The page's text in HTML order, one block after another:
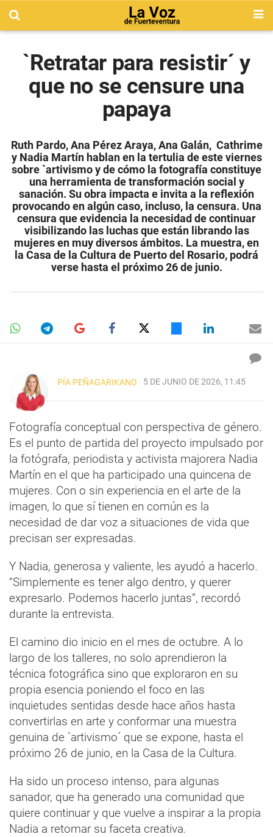
`Retratar para resistir´ y
que no se censure una
papaya
Ruth Pardo, Ana Pérez Araya, Ana Galán, Cathrime
y Nadia Martín hablan en la tertulia de este viernes
sobre `artivismo y de cómo la fotografía constituye
una herramienta de transformación social y
sanación. Su obra impacta e invita a la reflexión
provocando en algún caso, incluso, la censura. Una
censura que evidencia la necesidad de continuar
visibilizando las luchas que están librando las
mujeres en muy diversos ámbitos. La muestra, en
la Casa de la Cultura de Puerto del Rosario, podrá
verse hasta el próximo 26 de junio.
PÍA PEÑAGARIKANO 5 DE JUNIO DE 2026, 11:45
Fotografía conceptual con perspectiva de género.
Es el punto de partida del proyecto impulsado por
la fotógrafa, periodista y activista majorera Nadia
Martín en el que ha participado una quincena de
mujeres. Con o sin experiencia en el arte de la
imagen, lo que sí tienen en común es la
necesidad de dar voz a situaciones de vida que
precisan ser expresadas.
Y Nadia, generosa y valiente, les ayudó a hacerlo.
“Simplemente es tener algo dentro, y querer
expresarlo. Podemos hacerlo juntas”, recordó
durante la entrevista.
El camino dio inicio en el mes de octubre. A lo
largo de los talleres, no solo aprendieron la
técnica fotográfica sino que exploraron en su
propia esencia poniendo el foco en las
inquietudes sentidas desde hace años hasta
convertirlas en arte y conformar una muestra
genuina de `artivismo´ que se expone, hasta el
próximo 26 de junio, en la Casa de la Cultura.
Ha sido un proceso intenso, para algunas
sanador, que ha generado una comunidad que
quiere continuar y que vuelve a inspirar a la propia
Nadia a retomar su faceta creativa.